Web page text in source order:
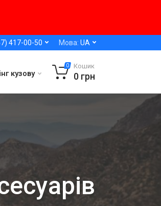
417-00-50 Мова: UA
кузову
0 Кошик
0 грн